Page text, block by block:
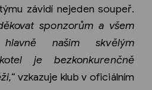
závidí nejeden soupeř.
sponzorům a všem
našim skvělým
je bezkonkurenčně
vzkazuje klub v oficiálním